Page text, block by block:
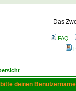
Das
FAQ
deinen